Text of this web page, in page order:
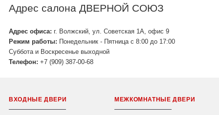
Адрес салона ДВЕРНОЙ СОЮЗ
Адрес офиса: г. Волжский, ул. Советская 1А, офис 9
Режим работы: Понедельник - Пятница с 8:00 до 17:00
Суббота и Воскресенье выходной
Телефон: +7 (909) 387-00-68
ВХОДНЫЕ ДВЕРИ МЕЖКОМНАТНЫЕ ДВЕРИ